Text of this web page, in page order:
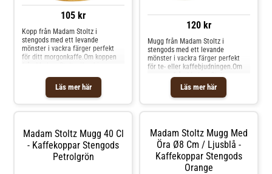
105 kr
Läs mer här
Kopp från Madam Stoltz i
stengods med ett levande
mönster i vackra färger perfekt
för ditt morgonkaffe.Om koppen
kollektionen från Madam Stoltz.-
Varje artikel är unik och kan
variera något i utseendet.- Finns i
Design.
120 kr
Läs mer här
Mugg från Madam Stoltz i
stengods med ett levande
mönster i vackra färger perfekt
för te- eller kaffebjudningen.Om
muggen från Madam Stoltz-
Kombinera muggen med andra
delar från kollektionen från
Madam Stoltz.- Varje artikel är
Kaffekoppar och mer Muggar &
Koppar hos Royal Design.
Madam Stoltz Mugg 40 Cl
- Kaffekoppar Stengods
Petrolgrön
Madam Stoltz Mugg Med
Öra Ø8 Cm / Ljusblå -
Kaffekoppar Stengods
Orange